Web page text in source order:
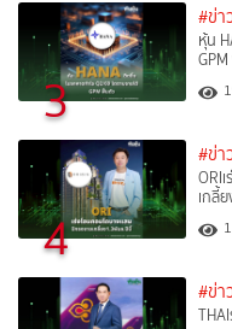
3
#ข่า
หุ้น
4
#ข่า
ORI
เกลี้
#ข่า